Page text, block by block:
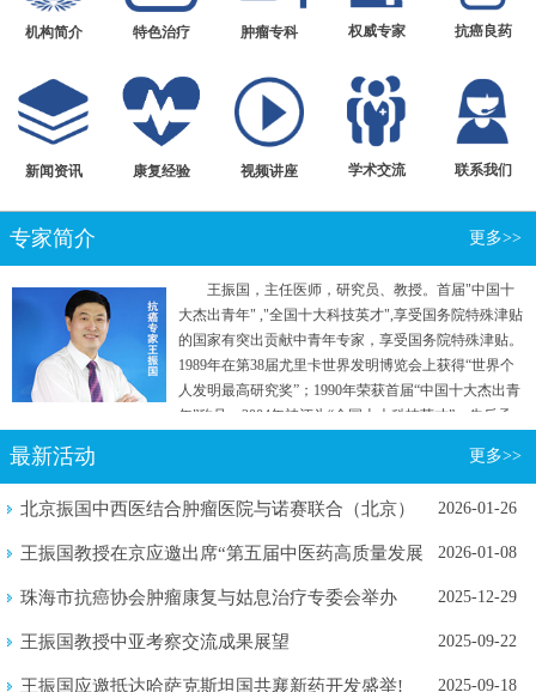
机构简介 特色治疗 肿瘤专科 权威专家 抗癌良药
新闻资讯 康复经验 视频讲座 学术交流 联系我们
专家简介 更多>>
王振国，主任医师，研究员、教授。首届"中国十
大杰出青年" ,"全国十大科技英才",享受国务院特殊津贴
的国家有突出贡献中青年专家，享受国务院特殊津贴。
1989年在第38届尤里卡世界发明博览会上获得“世界个
人发明最高研究奖”；1990年荣获首届“中国十大杰出青
年”称号；2004年被评为“全国十大科技英才”。先后承
项目。曾参加国家行政学院两院院士和专家理论研究
最新活动 更多>>
北京振国中西医结合肿瘤医院与诺赛联合（北京）
2026-01-26
王振国教授在京应邀出席“第五届中医药高质量发展
2026-01-08
珠海市抗癌协会肿瘤康复与姑息治疗专委会举办
2025-12-29
王振国教授中亚考察交流成果展望 2025-09-22
王振国应邀抵达哈萨克斯坦国共襄新药开发盛举! 2025-09-18